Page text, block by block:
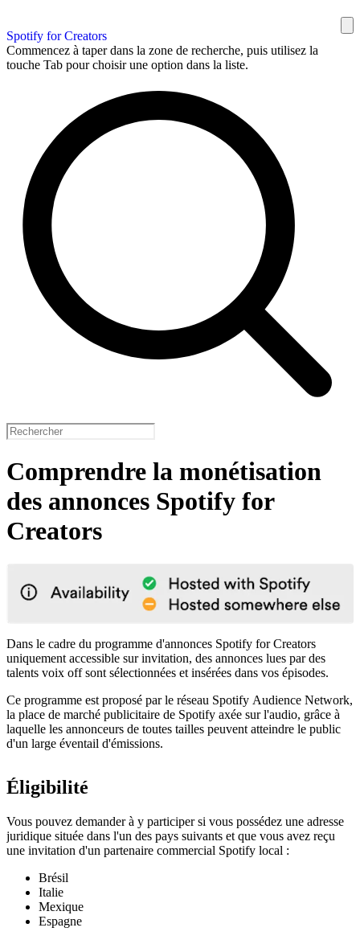
Spotify for Creators
Commencez à taper dans la zone de recherche, puis utilisez la
touche Tab pour choisir une option dans la liste.
Comprendre la monétisation
des annonces Spotify for
Creators
Dans le cadre du programme d'annonces Spotify for Creators
uniquement accessible sur invitation, des annonces lues par des
talents voix off sont sélectionnées et insérées dans vos épisodes.
Ce programme est proposé par le réseau Spotify Audience Network,
la place de marché publicitaire de Spotify axée sur l'audio, grâce à
laquelle les annonceurs de toutes tailles peuvent atteindre le public
d'un large éventail d'émissions.
Éligibilité
Vous pouvez demander à y participer si vous possédez une adresse
juridique située dans l'un des pays suivants et que vous avez reçu
une invitation d'un partenaire commercial Spotify local :
Brésil
Italie
Mexique
Espagne